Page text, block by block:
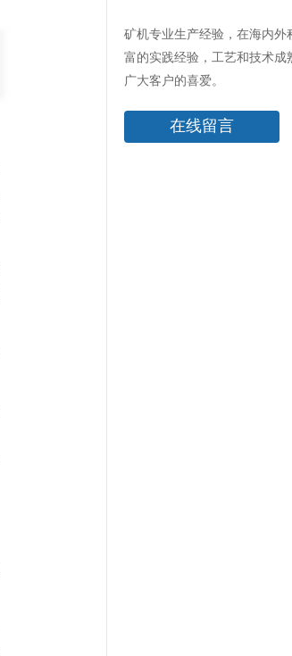
矿机专业生产经验，在海内外
富的实践经验，工艺和技术成
广大客户的喜爱。
在线留言